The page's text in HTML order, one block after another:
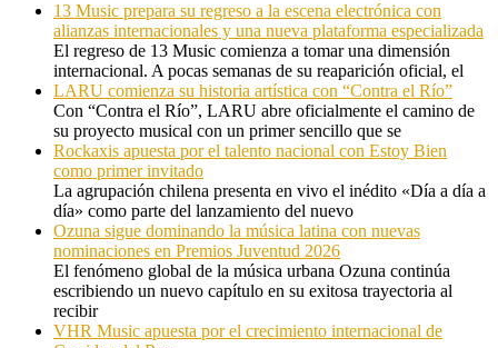
13 Music prepara su regreso a la escena electrónica con
alianzas internacionales y una nueva plataforma especializada
El regreso de 13 Music comienza a tomar una dimensión
internacional. A pocas semanas de su reaparición oficial, el
LARU comienza su historia artística con “Contra el Río”
Con “Contra el Río”, LARU abre oficialmente el camino de
su proyecto musical con un primer sencillo que se
Rockaxis apuesta por el talento nacional con Estoy Bien
como primer invitado
La agrupación chilena presenta en vivo el inédito «Día a día a
día» como parte del lanzamiento del nuevo
Ozuna sigue dominando la música latina con nuevas
nominaciones en Premios Juventud 2026
El fenómeno global de la música urbana Ozuna continúa
escribiendo un nuevo capítulo en su exitosa trayectoria al
recibir
VHR Music apuesta por el crecimiento internacional de